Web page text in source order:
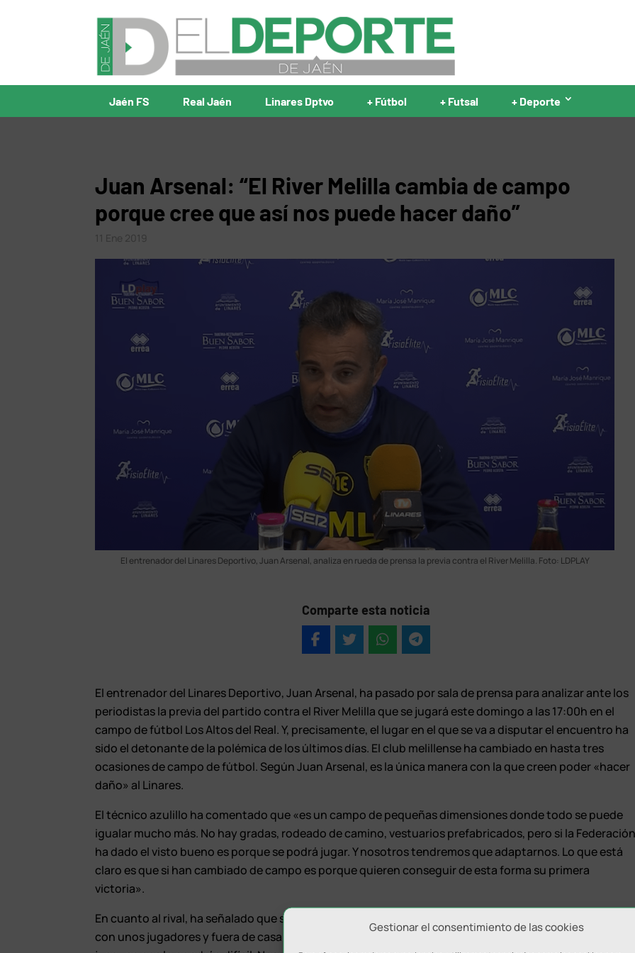
Gestionar el consentimiento de las cookies
Jaén FS Real Jaén Linares Dptvo + Fútbol + Futsal + Deporte
Juan Arsenal: “El River Melilla cambia de campo
porque cree que así nos puede hacer daño”
El entrenador del Linares Deportivo, Juan Arsenal, analiza en rueda de prensa la previa contra el River Melilla. Foto: LDPLAY
Comparte esta noticia
El entrenador del Linares Deportivo, Juan Arsenal, ha pasado por sala de prensa para analizar ante los
periodistas la previa del partido contra el River Melilla que se jugará este domingo a las 17:00h en el
campo de fútbol Los Altos del Real. Y, precisamente, el lugar en el que se va a disputar el encuentro ha
sido el detonante de la polémica de los últimos días. El club melillense ha cambiado en hasta tres
ocasiones de campo de fútbol. Según Juan Arsenal, es la única manera con la que creen poder «hacer
daño» al Linares.
El técnico azulillo ha comentado que «es un campo de pequeñas dimensiones donde todo se puede
igualar mucho más. No hay gradas, rodeado de camino, vestuarios prefabricados, pero si la
ha dado el visto bueno es porque se podrá jugar. Y nosotros tendremos que adaptarnos. Lo que está
claro es que si han cambiado de campo es porque quieren conseguir de esta forma su primera
victoria».
En cuanto al rival, ha señalado que se medirán ante un equipo impredecible porque en Melilla compite
con unos jugadores y fuera de casa con otros futbolistas. «Nosotros respetamos al River y los que